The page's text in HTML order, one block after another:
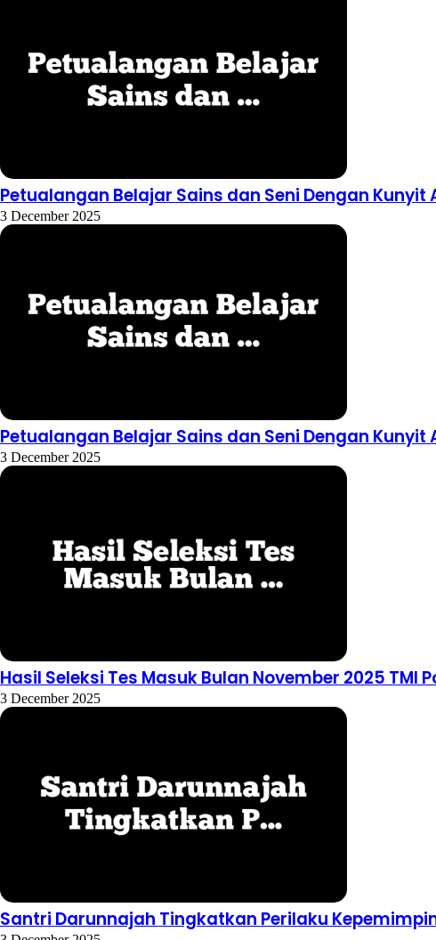
Petualangan Belajar Sains dan Seni Dengan
3 December 2025
Petualangan Belajar Sains dan Seni Dengan
3 December 2025
Hasil Seleksi Tes Masuk Bulan November 2025 TMI
3 December 2025
Santri Darunnajah Tingkatkan Perilaku